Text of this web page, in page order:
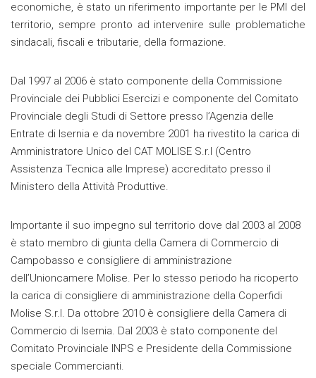
economiche, è stato un riferimento importante per le PMI del
territorio, sempre pronto ad intervenire sulle problematiche
sindacali, fiscali e tributarie, della formazione.
Dal 1997 al 2006 è stato componente della Commissione
Provinciale dei Pubblici Esercizi e componente del Comitato
Provinciale degli Studi di Settore presso l’Agenzia delle
Entrate di Isernia e da novembre 2001 ha rivestito la carica di
Amministratore Unico del CAT MOLISE S.r.l (Centro
Assistenza Tecnica alle Imprese) accreditato presso il
Ministero della Attività Produttive.
Importante il suo impegno sul territorio dove dal 2003 al 2008
è stato membro di giunta della Camera di Commercio di
Campobasso e consigliere di amministrazione
dell’Unioncamere Molise. Per lo stesso periodo ha ricoperto
la carica di consigliere di amministrazione della Coperfidi
Molise S.r.l. Da ottobre 2010 è consigliere della Camera di
Commercio di Isernia. Dal 2003 è stato componente del
Comitato Provinciale INPS e Presidente della Commissione
speciale Commercianti.